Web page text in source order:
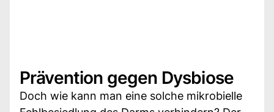
Prävention gegen Dysbiose
Doch wie kann man eine solche mikrobielle